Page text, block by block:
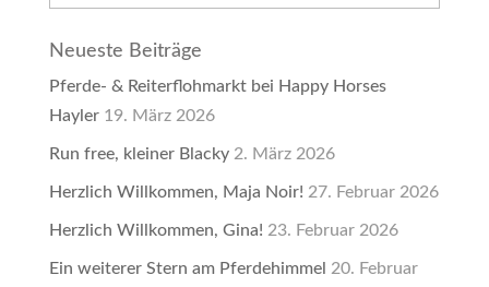
Neueste Beiträge
Pferde- & Reiterflohmarkt bei Happy Horses
Hayler 19. März 2026
Run free, kleiner Blacky 2. März 2026
Herzlich Willkommen, Maja Noir! 27. Februar 2026
Herzlich Willkommen, Gina! 23. Februar 2026
Ein weiterer Stern am Pferdehimmel 20. Februar